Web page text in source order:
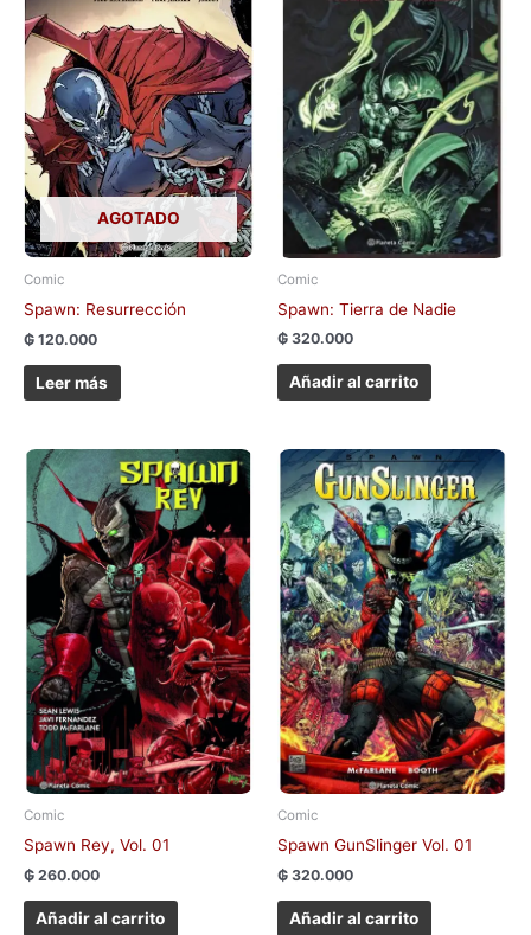
AGOTADO
Comic
Spawn: Resurrección
₲ 120.000
Leer más
Comic
Spawn: Tierra de Nadie
₲ 320.000
Añadir al carrito
Comic
Spawn Rey, Vol. 01
₲ 260.000
Añadir al carrito
Comic
Spawn GunSlinger Vol. 01
₲ 320.000
Añadir al carrito